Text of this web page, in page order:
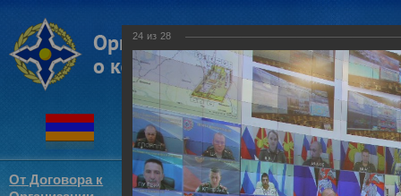
От Договора к
Структура
Новости
24 из 28